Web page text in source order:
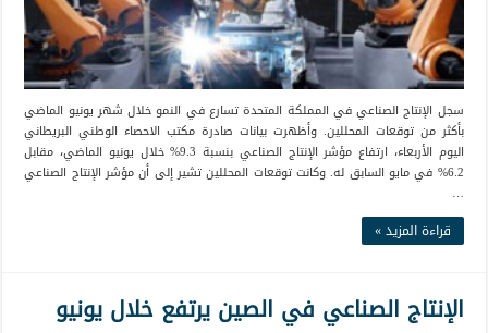
سجل الإنتاج الصناعي في المملكة المتحدة تسارع في النمو خلال شهر يونيو الماضي
بأكثر من توقعات المحللين. وأظهرت بيانات صادرة مكتب الاحصاء الوطني البريطاني
اليوم الأربعاء، ارتفاع مؤشر الإنتاج الصناعي بنسبة 9.3% خلال يونيو الماضي، مقابل
6.2% في مايو السابق له. وكانت توقعات المحللين تشير إلى أن مؤشر الإنتاج الصناعي
…
قراءة المزيد »
الإنتاج الصناعي في الصين يرتفع خلال يونيو